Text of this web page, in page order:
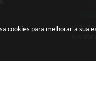
cookies para melhorar a sua
(37)